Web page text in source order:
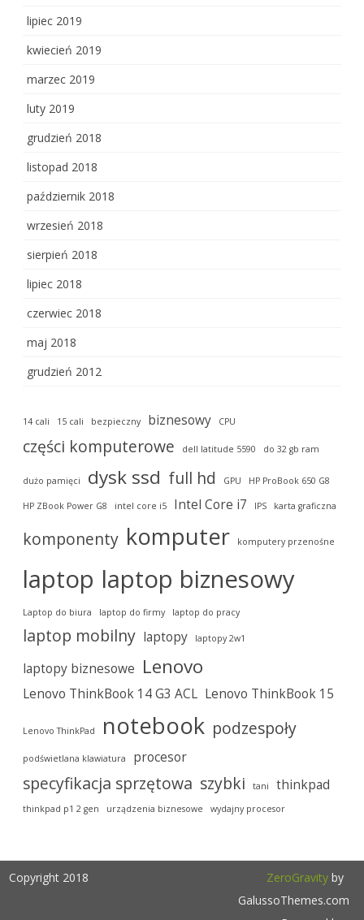
lipiec 2019
kwiecień 2019
marzec 2019
luty 2019
grudzień 2018
listopad 2018
październik 2018
wrzesień 2018
sierpień 2018
lipiec 2018
czerwiec 2018
maj 2018
grudzień 2012
14 cali 15 cali bezpieczny biznesowy CPU
części komputerowe dell latitude 5590 do 32 gb ram
dużo pamięci dysk ssd full hd GPU HP ProBook 650 G8
HP ZBook Power G8 intel core i5 Intel Core i7 IPS karta graficzna
komponenty komputer komputery przenośne
laptop laptop biznesowy
Laptop do biura laptop do firmy laptop do pracy
laptop mobilny laptopy laptopy 2w1
laptopy biznesowe Lenovo
Lenovo ThinkBook 14 G3 ACL Lenovo ThinkBook 15
Lenovo ThinkPad notebook podzespoły
podświetlana klawiatura procesor
specyfikacja sprzętowa szybki tani thinkpad
thinkpad p1 2 gen urządzenia biznesowe wydajny procesor
Copyright 2018 ZeroGravityby
GalussoThemes.com